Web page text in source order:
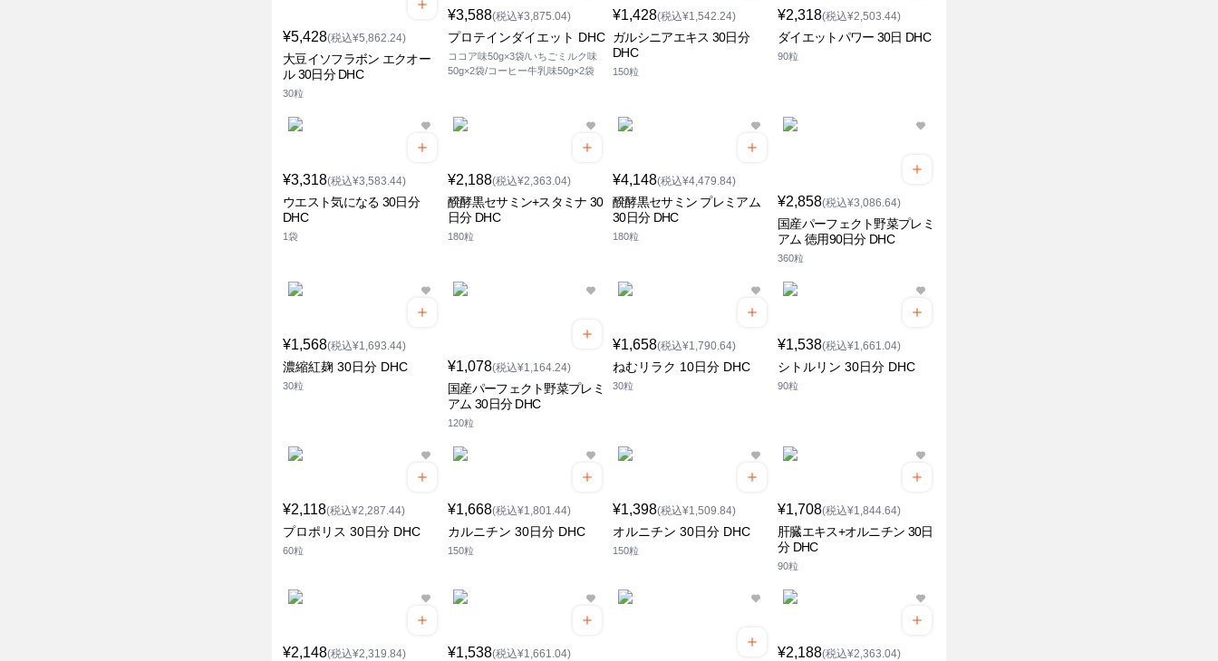
¥5,428(税込¥5,862.24)
大豆イソフラボン エクオー
ル 30日分 DHC
30粒
¥3,588(税込¥3,875.04)
プロテインダイエット DHC
ココア味50g×3袋/いちごミルク味
50g×2袋/コーヒー牛乳味50g×2袋
¥1,428(税込¥1,542.24)
ガルシニアエキス 30日分
DHC
150粒
¥2,318(税込¥2,503.44)
ダイエットパワー 30日 DHC
90粒
¥3,318(税込¥3,583.44)
ウエスト気になる 30日分
DHC
1袋
¥2,188(税込¥2,363.04)
醗酵黒セサミン+スタミナ 30
日分 DHC
180粒
¥4,148(税込¥4,479.84)
醗酵黒セサミン プレミアム
30日分 DHC
180粒
¥2,858(税込¥3,086.64)
国産パーフェクト野菜プレミ
アム 徳用90日分 DHC
360粒
¥1,568(税込¥1,693.44)
濃縮紅麹 30日分 DHC
30粒
¥1,078(税込¥1,164.24)
国産パーフェクト野菜プレミ
アム 30日分 DHC
120粒
¥1,658(税込¥1,790.64)
ねむリラク 10日分 DHC
30粒
¥1,538(税込¥1,661.04)
シトルリン 30日分 DHC
90粒
¥2,118(税込¥2,287.44)
プロポリス 30日分 DHC
60粒
¥1,668(税込¥1,801.44)
カルニチン 30日分 DHC
150粒
¥1,398(税込¥1,509.84)
オルニチン 30日分 DHC
150粒
¥1,708(税込¥1,844.64)
肝臓エキス+オルニチン 30日
分 DHC
90粒
¥2,148(税込¥2,319.84) ¥1,538(税込¥1,661.04) ¥2,188(税込¥2,363.04)